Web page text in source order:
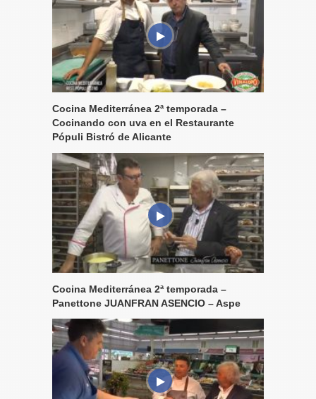
Cocina Mediterránea 2ª temporada –
Cocinando con uva en el Restaurante
Pópuli Bistró de Alicante
Cocina Mediterránea 2ª temporada –
Panettone JUANFRAN ASENCIO – Aspe